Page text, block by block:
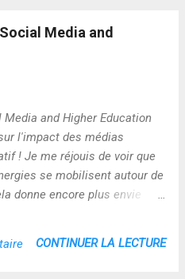
07 !
Media and
and Higher Education
l'impact des médias
! Je me réjouis de voir que
se mobilisent autour de
donne encore plus envie
Edublogger ! Au
CONTINUER LA LECTURE